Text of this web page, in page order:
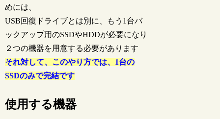
めには、
USB回復ドライブとは別に、もう1台バ
ックアップ用のSSDやHDDが必要になり
２つの機器を用意する必要があります
それ対して、このやり方では、1台の
SSDのみで完結です
使用する機器